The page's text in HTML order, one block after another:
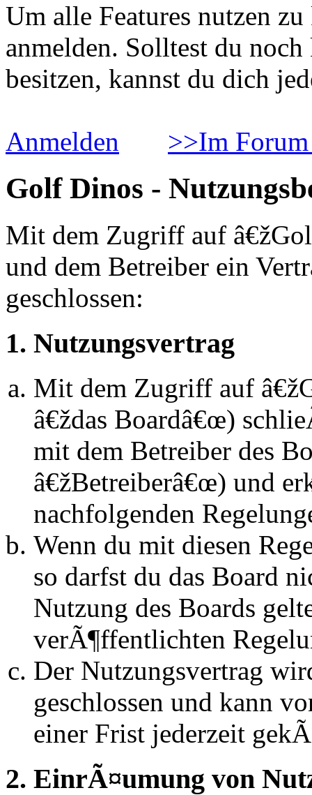
Um alle Features nutzen
anmelden. Solltest du
besitzen, kannst du dich
Anmelden >>Im
Golf Dinos -
Mit dem Zugriff auf
und dem Betreiber ein
geschlossen:
1. Nutzungsvertrag
Mit dem Zugriff auf
â€ždas Boardâ€œ)
mit dem Betreiber des
â€žBetreiberâ€œ) und
nachfolgenden
Wenn du mit diesen
so darfst du das Board
Nutzung des Boards
verÃ¶ffentlichten
Der Nutzungsvertrag
geschlossen und kann
einer Frist jederzeit
2. EinrÃ¤umung von